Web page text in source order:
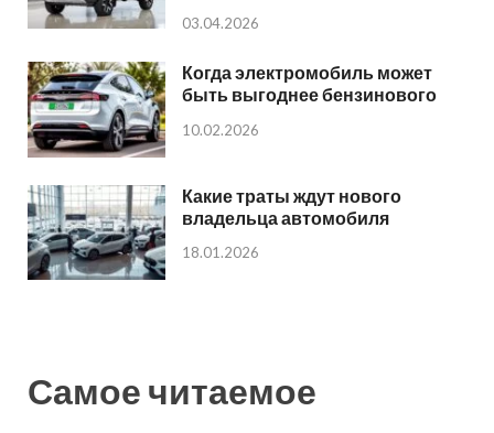
03.04.2026
Когда электромобиль может
быть выгоднее бензинового
10.02.2026
Какие траты ждут нового
владельца автомобиля
18.01.2026
Самое читаемое